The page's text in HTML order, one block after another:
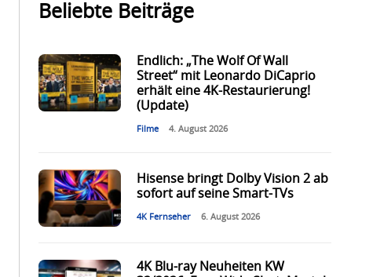
Beliebte Beiträge
Endlich: „The Wolf Of Wall
Street“ mit Leonardo DiCaprio
erhält eine 4K-Restaurierung!
(Update)
Filme 4. August 2026
Hisense bringt Dolby Vision 2 ab
sofort auf seine Smart-TVs
4K Fernseher 6. August 2026
4K Blu-ray Neuheiten KW